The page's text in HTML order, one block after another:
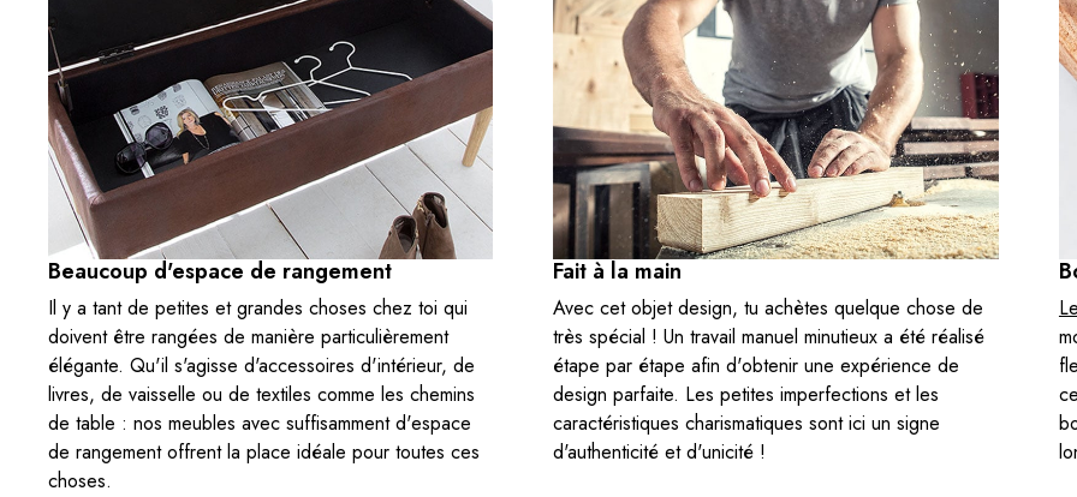
Beaucoup d'espace de rangement
Il y a tant de petites et grandes choses chez toi qui
doivent être rangées de manière particulièrement
élégante. Qu'il s'agisse d'accessoires d'intérieur, de
livres, de vaisselle ou de textiles comme les chemins
de table : nos meubles avec suffisamment d'espace
de rangement offrent la place idéale pour toutes ces
choses.
Fait à la main
Avec cet objet design, tu achètes quelque chose de
très spécial ! Un travail manuel minutieux a été réalisé
étape par étape afin d'obtenir une expérience de
design parfaite. Les petites imperfections et les
caractéristiques charismatiques sont ici un signe
d'authenticité et d'unicité !